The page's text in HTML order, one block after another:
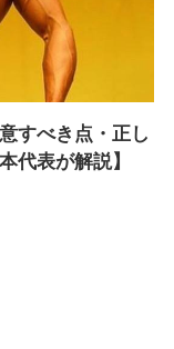
すべき点・正し
代表が解説】